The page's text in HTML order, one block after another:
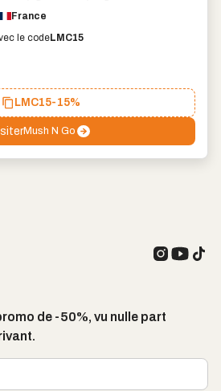
France
le codeLMC15
LMC15-15%
Mush N Go
de -50%, vu nulle part